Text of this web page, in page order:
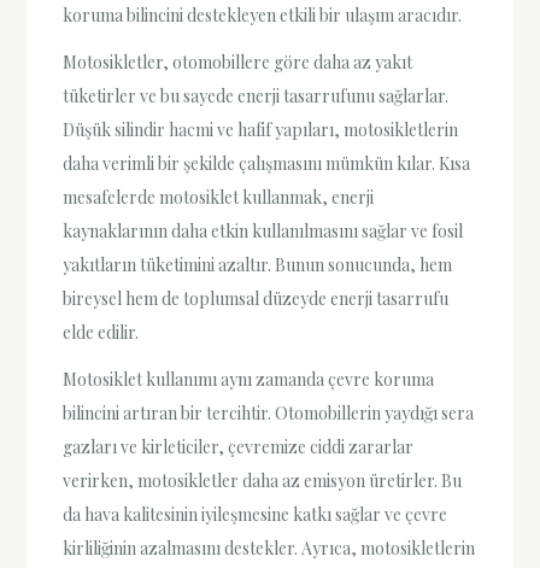
koruma bilincini destekleyen etkili bir ulaşım aracıdır.
Motosikletler, otomobillere göre daha az yakıt
tüketirler ve bu sayede enerji tasarrufunu sağlarlar.
Düşük silindir hacmi ve hafif yapıları, motosikletlerin
daha verimli bir şekilde çalışmasını mümkün kılar. Kısa
mesafelerde motosiklet kullanmak, enerji
kaynaklarının daha etkin kullanılmasını sağlar ve fosil
yakıtların tüketimini azaltır. Bunun sonucunda, hem
bireysel hem de toplumsal düzeyde enerji tasarrufu
elde edilir.
Motosiklet kullanımı aynı zamanda çevre koruma
bilincini artıran bir tercihtir. Otomobillerin yaydığı sera
gazları ve kirleticiler, çevremize ciddi zararlar
verirken, motosikletler daha az emisyon üretirler. Bu
da hava kalitesinin iyileşmesine katkı sağlar ve çevre
kirliliğinin azalmasını destekler. Ayrıca, motosikletlerin